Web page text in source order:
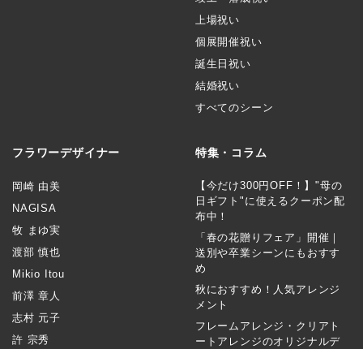
上場祝い
個展開催祝い
誕生日祝い
結婚祝い
すべてのシーン
フラワーデザイナー
岡崎 由美
NAGISA
牧 まゆ実
渡部 慎也
Mikio Itou
前澤 章人
志村 元子
許 宗秀
特集・コラム
【今だけ300円OFF！】"母の
日ギフト"に使えるクーポン配
布中！
「春の花贈りフェア」開催｜
送別や卒業シーンにもおすす
め
秋におすすめ！人気アレンジ
メント
フレームアレンジ・クリアト
ートアレンジのオリジナルデ